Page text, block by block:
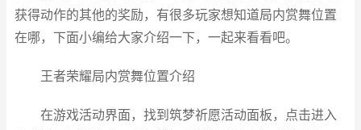
获得动作的其他的奖励，有很多玩家想知道局内赏舞位置
在哪，下面小编给大家介绍一下，一起来看看吧。
王者荣耀局内赏舞位置介绍
在游戏活动界面，找到筑梦祈愿活动面板，点击进入